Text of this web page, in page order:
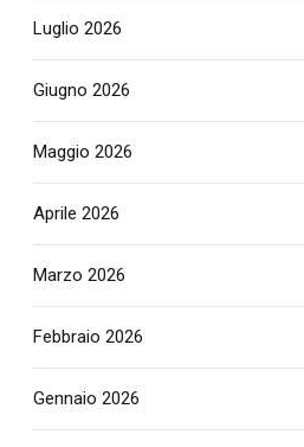
Luglio 2026
Giugno 2026
Maggio 2026
Aprile 2026
Marzo 2026
Febbraio 2026
Gennaio 2026